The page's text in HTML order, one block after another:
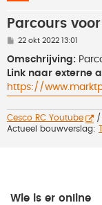
Parcours
B
r
c
h
22 okt 2022 13:01
Omschrijving:
Link naar externe
https://
Cesco RC Youtube /
Actueel bouwverslag:
Wie is er online